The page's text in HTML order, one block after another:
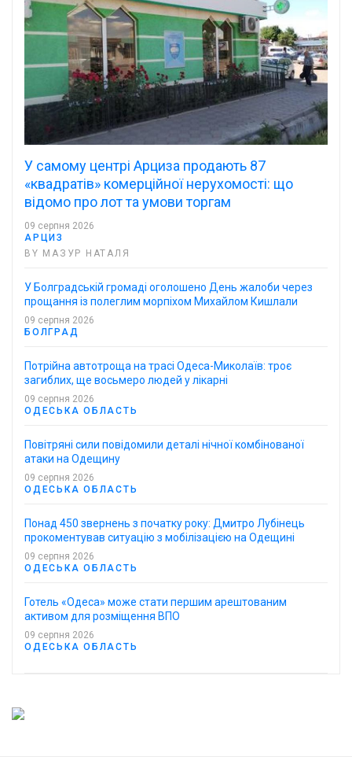
У самому центрі Арциза продають 87
«квадратів» комерційної нерухомості: що
відомо про лот та умови торгам
09 серпня 2026
АРЦИЗ
BY МАЗУР НАТАЛЯ
У Болградській громаді оголошено День жалоби через
прощання із полеглим морпіхом Михайлом Кишлали
09 серпня 2026
БОЛГРАД
Потрійна автотроща на трасі Одеса-Миколаїв: троє
загиблих, ще восьмеро людей у лікарні
09 серпня 2026
ОДЕСЬКА ОБЛАСТЬ
Повітряні сили повідомили деталі нічної комбінованої
атаки на Одещину
09 серпня 2026
ОДЕСЬКА ОБЛАСТЬ
Понад 450 звернень з початку року: Дмитро Лубінець
прокоментував ситуацію з мобілізацією на Одещині
09 серпня 2026
ОДЕСЬКА ОБЛАСТЬ
Готель «Одеса» може стати першим арештованим
активом для розміщення ВПО
09 серпня 2026
ОДЕСЬКА ОБЛАСТЬ